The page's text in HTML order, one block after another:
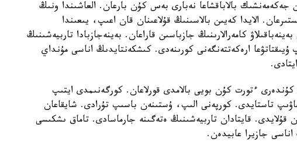
جەكەمەنشىك بالاباقشاعا نەبارى بەس كۇن بارعان. العاشىندا ونىڭ
الايدا كەيىن بالاسىنىڭ قۇلاعىنان قان اعىپ، يىعىندا
كامەرالارىنىڭ جازباسىن قاراعان. بەينەجازبادا تاربيەشىنىڭ
ارەكەتتەنگەنى كورىنەدى. كىشكەنتايدىڭ اناسى مۇنداي
ءتورت كۇن بويى بالامدى قورلاعان. كورگەنىمدى ايتىپ
جاۋىپ تاستايدى. كورپەنى الىپ، ۇستىنەن باسىپ تۇرادى. شايقاعان
قۇلايدى. قايتادان تاربيەشىنىڭ ەتەگىنە جارماسادى. تاماق ىشكىسى
جازيرا عابيدەن.